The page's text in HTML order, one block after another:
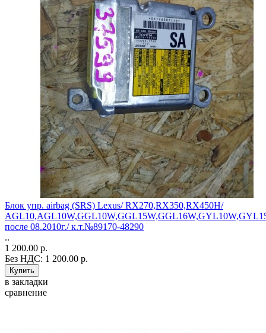
Блок упр. аirbag (SRS) Lexus/ RX270,RX350,RX450H/
после 08.2010г./ к.т.№89170-48290
..
1 200.00 р.
Без НДС: 1 200.00 р.
в закладки
сравнение